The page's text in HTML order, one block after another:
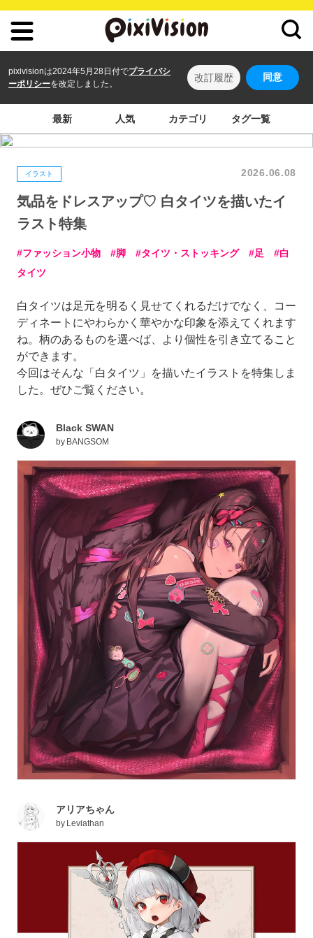
pixivisionは2024年5月28日付でプライバシ
ーポリシーを改定しました。
改訂履歴 同意
最新 人気 カテゴリ タグ一覧
イラスト 2026.06.08
気品をドレスアップ♡ 白タイツを描いたイ
ラスト特集
ファッション小物 脚 タイツ・ストッキング 足
白
タイツ
白タイツは足元を明るく見せてくれるだけでなく、コー
ディネートにやわらかく華やかな印象を添えてくれます
ね。柄のあるものを選べば、より個性を引き立てること
ができます。
今回はそんな「白タイツ」を描いたイラストを特集しま
した。ぜひご覧ください。
Black SWAN
by BANGSOM
アリアちゃん
by Leviathan